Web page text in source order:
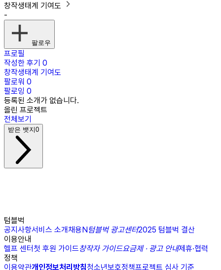
창작생태계 기여도
-
팔로우
프로필
작성한 후기 0
창작생태계 기여도
팔로워 0
팔로잉 0
등록된 소개가 없습니다.
올린 프로젝트
전체보기
받은 뱃지0
텀블벅
공지사항서비스 소개채용N텀블벅 광고센터2025 텀블벅 결산
이용안내
헬프 센터첫 후원 가이드창작자 가이드요금제 · 광고 안내제휴·협력
정책
이용약관개인정보처리방침청소년보호정책프로젝트 심사 기준